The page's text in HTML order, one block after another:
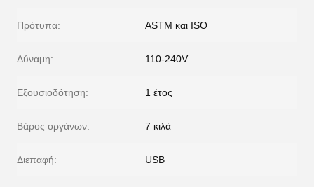
Πρότυπα: ASTM και ISO
Δύναμη: 110-240V
Εξουσιοδότηση: 1 έτος
Βάρος οργάνων: 7 κιλά
Διεπαφή: USB